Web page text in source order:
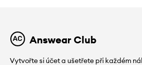
Answear Club
Vytvořte si účet a ušetřete při každém